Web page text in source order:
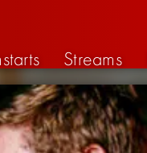
Streams